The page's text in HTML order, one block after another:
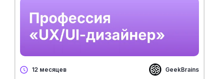
12 месяцев GeekBrains